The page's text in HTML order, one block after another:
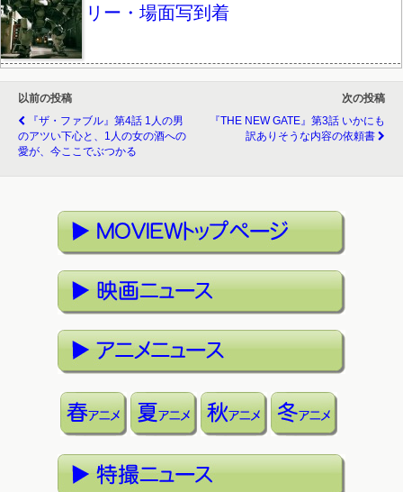
リー・場面写到着
以前の投稿
『ザ・ファブル』第4話 1人の男
のアツい下心と、1人の女の酒への
愛が、今ここでぶつかる
次の投稿
『THE NEW GATE』第3話 いかにも
訳ありそうな内容の依頼書